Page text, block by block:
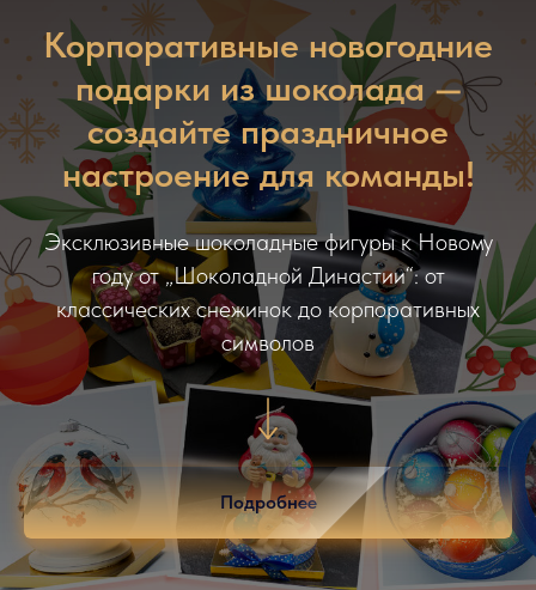
Корпоративные новогодние
подарки из шоколада —
создайте праздничное
настроение для команды!
Эксклюзивные шоколадные фигуры к Новому
году от „Шоколадной Династии“: от
классических снежинок до корпоративных
символов
Подробнее